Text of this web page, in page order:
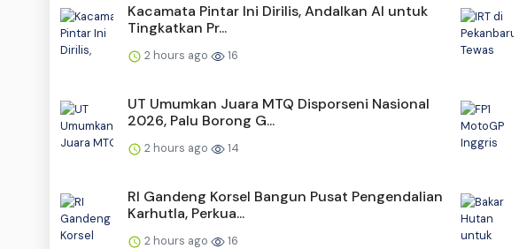
Kacamata Pintar Ini Dirilis, Andalkan AI untuk
Tingkatkan Pr...
2 hours ago 16
UT Umumkan Juara MTQ Disporseni Nasional
2026, Palu Borong G...
2 hours ago 14
RI Gandeng Korsel Bangun Pusat Pengendalian
Karhutla, Perkua...
2 hours ago 16